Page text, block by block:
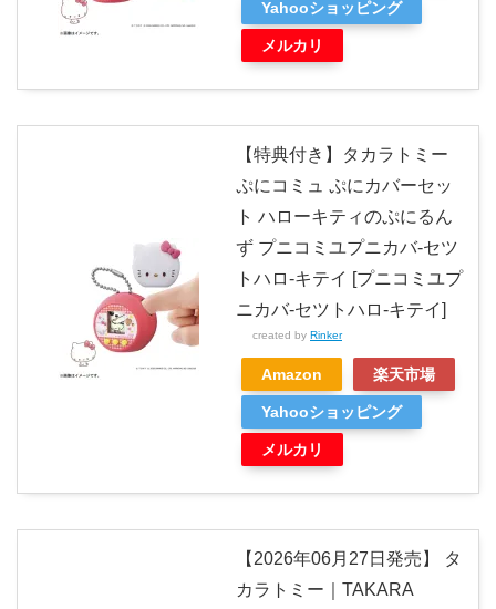
Yahooショッピング
メルカリ
【特典付き】タカラトミー
ぷにコミュ ぷにカバーセッ
ト ハローキティのぷにるん
ず プニコミユプニカバ-セツ
トハロ-キテイ [プニコミユプ
ニカバ-セツトハロ-キテイ]
created by Rinker
Amazon 楽天市場
Yahooショッピング
メルカリ
【2026年06月27日発売】 タ
カラトミー｜TAKARA